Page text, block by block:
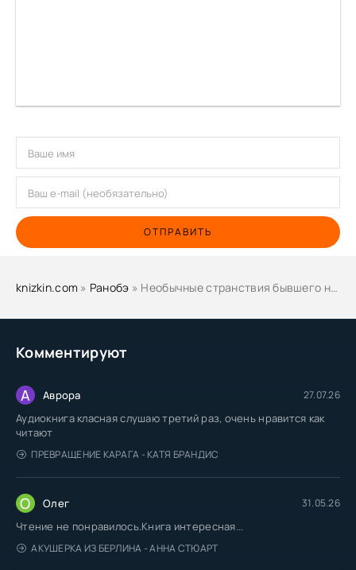
Комментируют
А Аврора 27.07.26
Аудиокнига класная слушаю третий раз, очень нравится как
читают
ПРЕВРАЩЕНИЕ КАРАГА - КАТЯ БРАНДИС
О Олег 31.05.26
Чтение не понравилось.Книга интересная...
АКУШЕРКА ИЗ БЕРЛИНА - АННА СТЮАРТ
ОТПРАВИТЬ
knizkin.com » Ранобэ » Необычные странствия бывшего наемника. Том 4 - Майн